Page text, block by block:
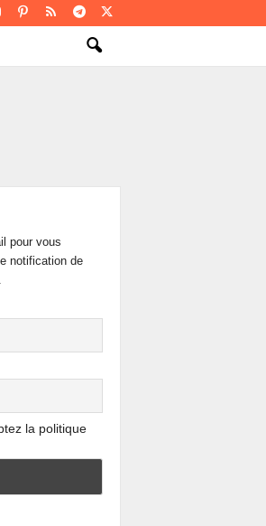
pour vous
notification de
la politique